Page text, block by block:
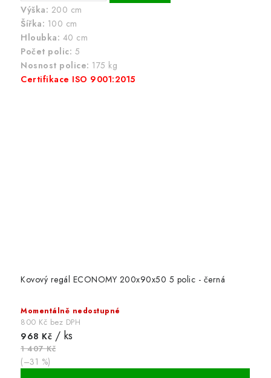
Výška: 200 cm
Šířka: 100 cm
Hloubka: 40 cm
Počet polic: 5
Nosnost police: 175 kg
Certifikace ISO 9001:2015
Kovový regál ECONOMY 200x90x50 5 polic - černá
Momentálně nedostupné
800 Kč bez DPH
968 Kč / ks
1 407 Kč
(–31 %)